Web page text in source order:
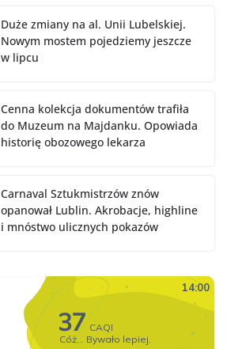
Duże zmiany na al. Unii Lubelskiej.
Nowym mostem pojedziemy jeszcze
w lipcu
Cenna kolekcja dokumentów trafiła
do Muzeum na Majdanku. Opowiada
historię obozowego lekarza
Carnaval Sztukmistrzów znów
opanował Lublin. Akrobacje, highline
i mnóstwo ulicznych pokazów